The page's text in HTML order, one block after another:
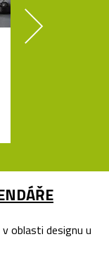
oblasti designu u